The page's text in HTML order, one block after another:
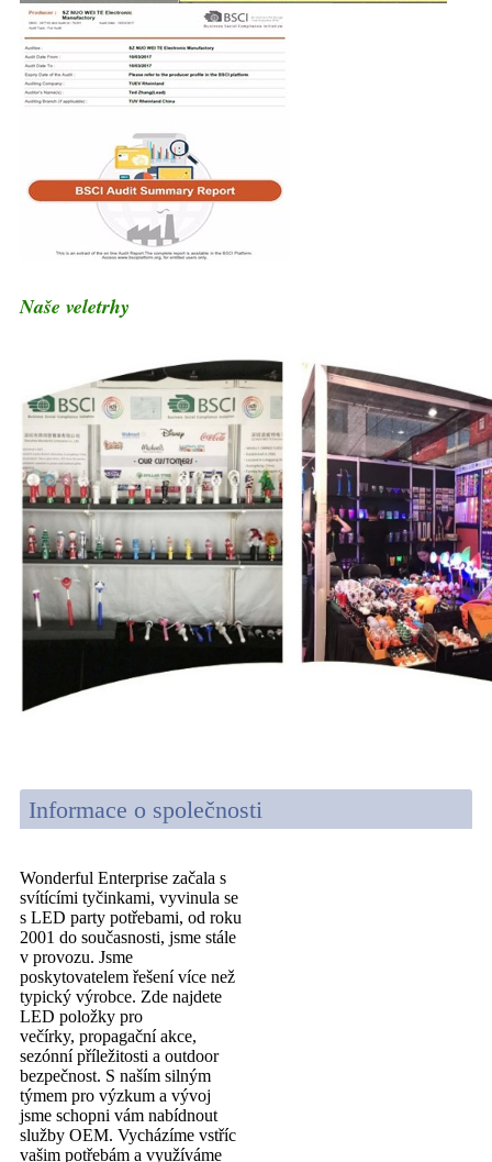
Naše veletrhy
Informace o společnosti
Wonderful Enterprise začala s
svítícími tyčinkami, vyvinula se
s LED party potřebami, od roku
2001 do současnosti, jsme stále
v provozu. Jsme
poskytovatelem řešení více než
typický výrobce. Zde najdete
LED položky pro
večírky, propagační akce,
sezónní příležitosti a outdoor
bezpečnost. S naším silným
týmem pro výzkum a vývoj
jsme schopni vám nabídnout
služby OEM. Vycházíme vstříc
vašim potřebám a využíváme